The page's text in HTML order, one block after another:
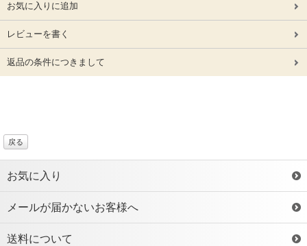
お気に入りに追加
レビューを書く
返品の条件につきまして
戻る
お気に入り
メールが届かないお客様へ
送料について